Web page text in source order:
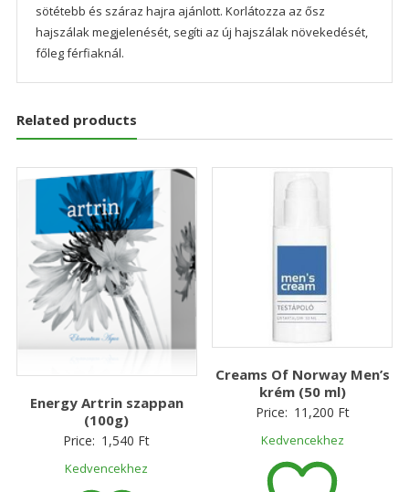
sötétebb és száraz hajra ajánlott. Korlátozza az ősz
hajszálak megjelenését, segíti az új hajszálak növekedését,
főleg férfiaknál.
Related products
Energy Artrin szappan
(100g)
Price: 1,540 Ft
Kedvencekhez
Creams Of Norway Men’s
krém (50 ml)
Price: 11,200 Ft
Kedvencekhez